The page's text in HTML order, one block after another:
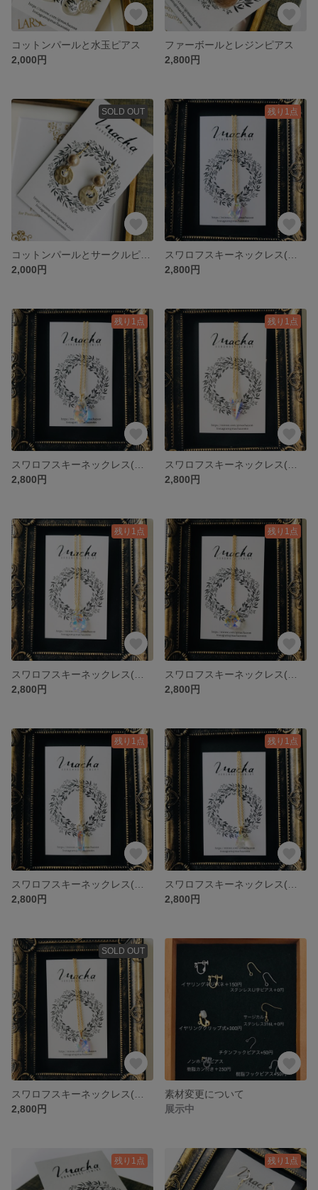
コットンパールと水玉ピアス
2,000円
ファーボールとレジンピアス
2,800円
SOLD OUT
2,000円
残り1点
2,800円
残り1点
2,800円
残り1点
2,800円
残り1点
2,800円
残り1点
2,800円
残り1点
2,800円
残り1点
2,800円
SOLD OUT
2,800円
素材変更について
展示中
残り1点 残り1点